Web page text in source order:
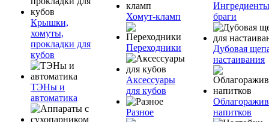
Крышки,
хомуты,
прокладки для
кубов
ТЭНы и
автоматика
Хомут-кламп
Переходники
Аксессуары
для кубов
Разное
браги
Дубовая
настаивания
напитков